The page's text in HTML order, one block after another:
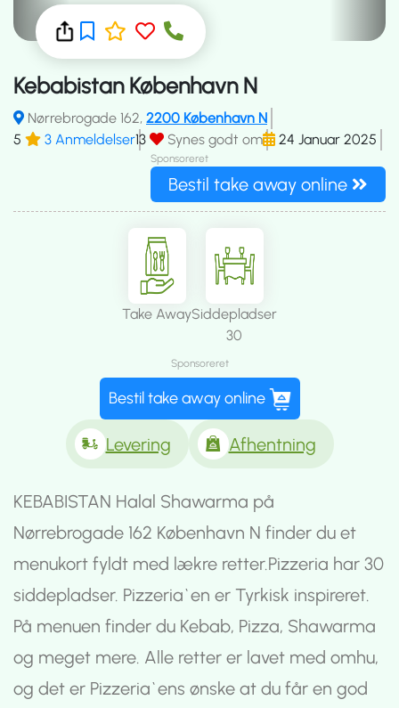
Kebabistan København N
Nørrebrogade 162, 2200 København N
5
3 Anmeldelser13 Synes godt om 24 Januar 2025
Sponsoreret
Bestil take away online
Take AwaySiddepladser
30
Sponsoreret
Bestil take away online
Levering Afhentning
KEBABISTAN Halal Shawarma på
Nørrebrogade 162 København N finder du et
menukort fyldt med lækre retter.Pizzeria har 30
siddepladser. Pizzeria`en er Tyrkisk inspireret.
På menuen finder du Kebab, Pizza, Shawarma
og meget mere. Alle retter er lavet med omhu,
og det er Pizzeria`ens ønske at du får en god